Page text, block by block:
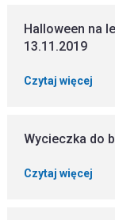
Halloween na
13.11.2019
Czytaj więcej
Wycieczka do
Czytaj więcej